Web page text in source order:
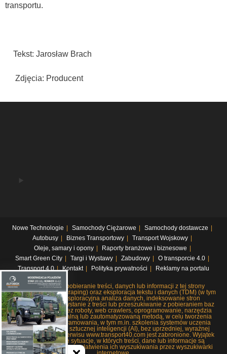
transportu.
Tekst: Jarosław Brach
Zdjęcia: Producent
Nowe Technologie Samochody Ciężarowe
Samochody dostawcze
Autobusy
Biznes Transportowy
Transport Wojskowy
Oleje, samary i opony
Raporty branżowe i biznesowe
Smart Green City
Targi i Wystawy Zabudowy
O transporcie 4.0
Transport 4.0
Kontakt Polityka prywatności Reklamy na portalu
Systematyczne pobieranie treści, danych lub informacji z tej strony
internetowej (web scraping) oraz eksploracja tekstu i danych (TDM) (w tym
pobieranie i eksploracyjna analiza danych, indeksowanie stron
internetowych, korzystanie z treści lub przeszukiwanie z pobieraniem baz
danych), czy to przez roboty, web crawlers, oprogramowanie, narzędzia
lub dowolną manualną lub zautomatyzowaną metodą, w celu tworzenia
lub rozwoju oprogramowania, w tym m.in. szkolenia systemów uczenia
maszynowego lub sztucznej inteligencji (AI), bez uprzedniej, wyraźnej
zgody wydawców serwisu www.transport40.com jest zabronione. Wyjątek
stanowią jedynie sytuacje, w których treści, dane lub informacje są
wykorzystywane w celu ułatwienia ich wyszukiwania przez wyszukiwarki